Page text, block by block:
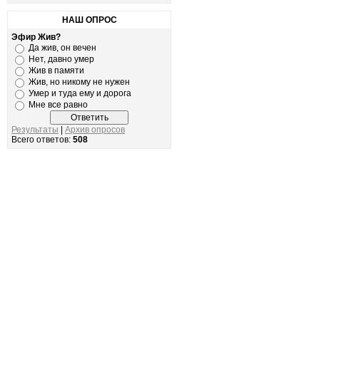
НАШ ОПРОС
Эфир Жив?
Да жив, он вечен
Нет, давно умер
Жив в памяти
Жив, но никому не нужен
Умер и туда ему и дорога
Мне все равно
Результаты
Архив опросов
Всего ответов: 508